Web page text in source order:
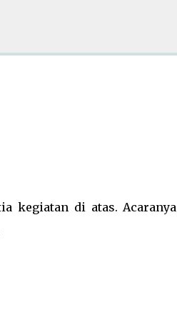
kegiatan di atas. Acaranya